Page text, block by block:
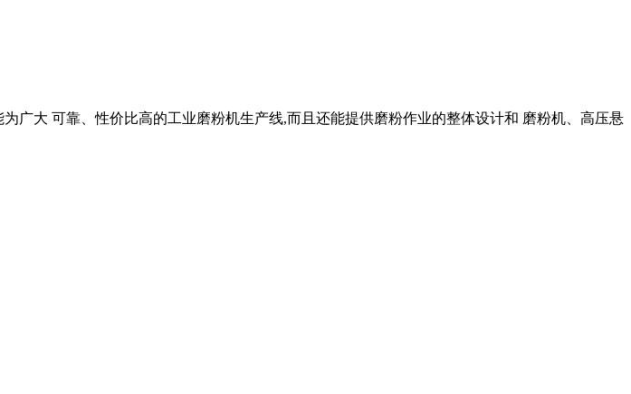
广大 可靠、性价比高的工业磨粉机生产线,而且还能提供磨粉作业的整体设计和 磨粉机、高压悬